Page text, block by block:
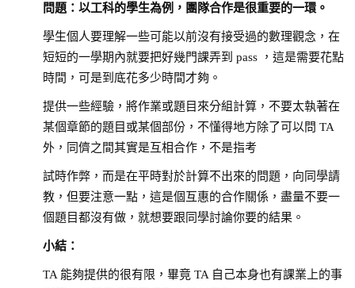
問題：以工科的學生為例，團隊合作是很重要的一環。
學生個人要理解一些可能以前沒有接受過的數理觀念，在
短短的一學期內就要把好幾門課弄到 pass ，這是需要花點
時間，可是到底花多少時間才夠。
提供一些經驗，將作業或題目來分組計算，不要太執著在
某個章節的題目或某個部份，不懂得地方除了可以問 TA
外，同儕之間其實是互相合作，不是指考
試時作弊，而是在平時對於計算不出來的問題，向同學請
教，但要注意一點，這是個互惠的合作關係，盡量不要一
個題目都沒有做，就想要跟同學討論你要的結果。
小結：
TA 能夠提供的很有限，畢竟 TA 自己本身也有課業上的事